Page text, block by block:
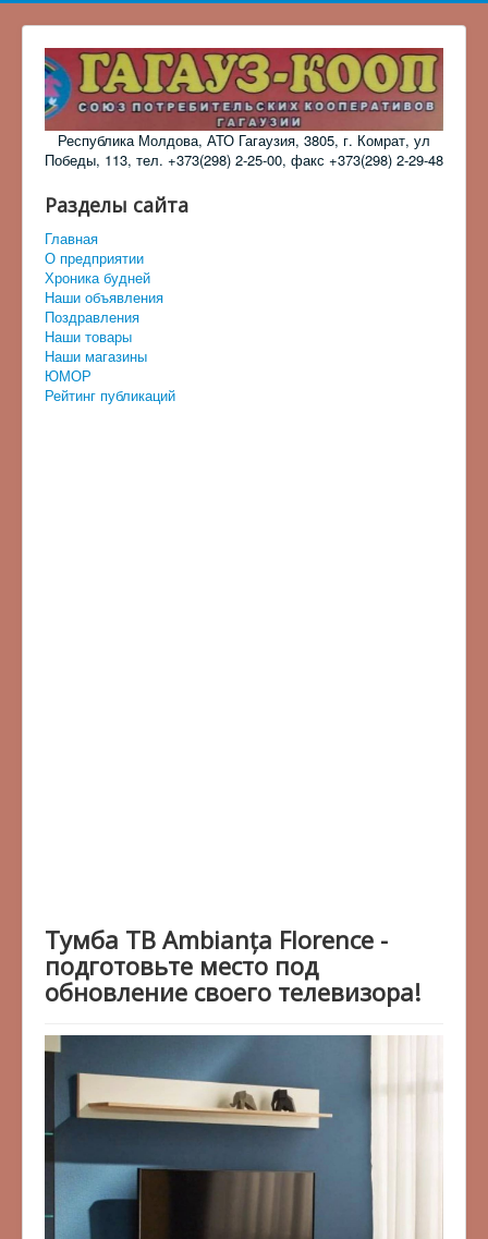
Республика Молдова, АТО Гагаузия, 3805, г. Комрат, ул
Победы, 113, тел. +373(298) 2-25-00, факс +373(298) 2-29-48
Разделы сайта
Главная
О предприятии
Хроника будней
Наши объявления
Поздравления
Наши товары
Наши магазины
ЮМОР
Рейтинг публикаций
Тумба ТВ Ambianța Florence -
подготовьте место под
обновление своего телевизора!